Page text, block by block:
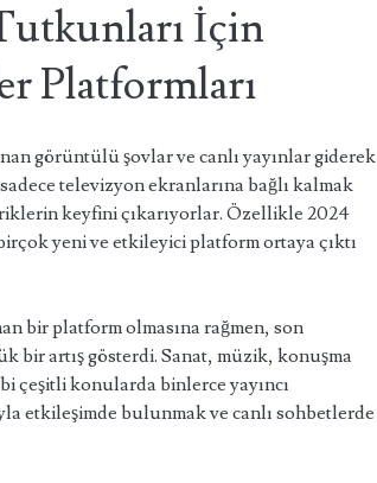
İçin
Platformları
görüntülü şovlar ve canlı yayınlar giderek
televizyon ekranlarına bağlı kalmak
keyfini çıkarıyorlar. Özellikle 2024
yeni ve etkileyici platform ortaya çıktı
bir platform olmasına rağmen, son
bir artış gösterdi. Sanat, müzik, konuşma
çeşitli konularda binlerce yayıncı
etkileşimde bulunmak ve canlı sohbetlerde